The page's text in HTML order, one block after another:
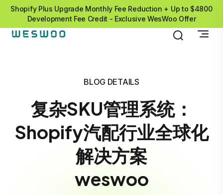
Shopify Plus Upgrade Monthly Fee Reduction + Up to $4800
Development Fee Credit - Exclusive WesWoo Offer
BLOG DETAILS
复杂SKU管理系统：
Shopify汽配行业全球化
解决方案
weswoo